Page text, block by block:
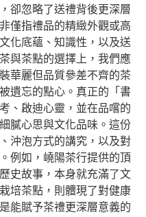
卻忽略了送禮背後更深層
僅指禮品的精緻外觀或高
化底蘊、知識性，以及送
與茶點的選擇上，我們應
華麗但品質參差不齊的茶
遺忘的點心。真正的「書
、啟迪心靈，並在品嚐的
膩心思與文化品味。這份
沖泡方式的講究，以及對
例如，嶢陽茶行提供的頂
史故事，本身就充滿了文
培茶點，則體現了對健康
能賦予茶禮更深層意義的